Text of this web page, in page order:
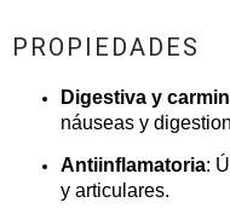
PROPIEDADES
Digestiva y
náuseas y
Antiinflamatoria:
y articulares.